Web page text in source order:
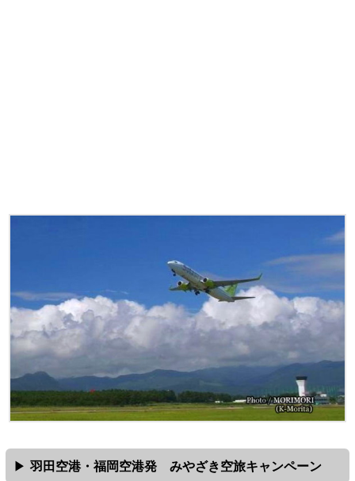
羽田空港・福岡空港発 みやざき空旅キャンペーン